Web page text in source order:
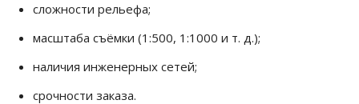
сложности рельефа;
масштаба съёмки (1:500, 1:1000 и т. д.);
наличия инженерных сетей;
срочности заказа.